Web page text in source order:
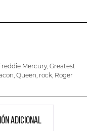
Mercury, Greatest
Queen rock Roger
ADICIONAL